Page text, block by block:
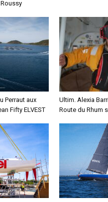
Perraut aux
Fifty ELVEST
Ultim. Alexia
Route du Rhum